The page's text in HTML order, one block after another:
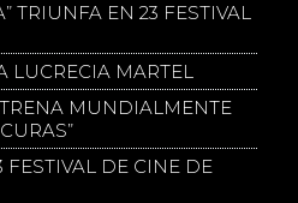
TRIUNFA EN 23 FESTIVAL
LUCRECIA MARTEL
MUNDIALMENTE
FESTIVAL DE CINE DE